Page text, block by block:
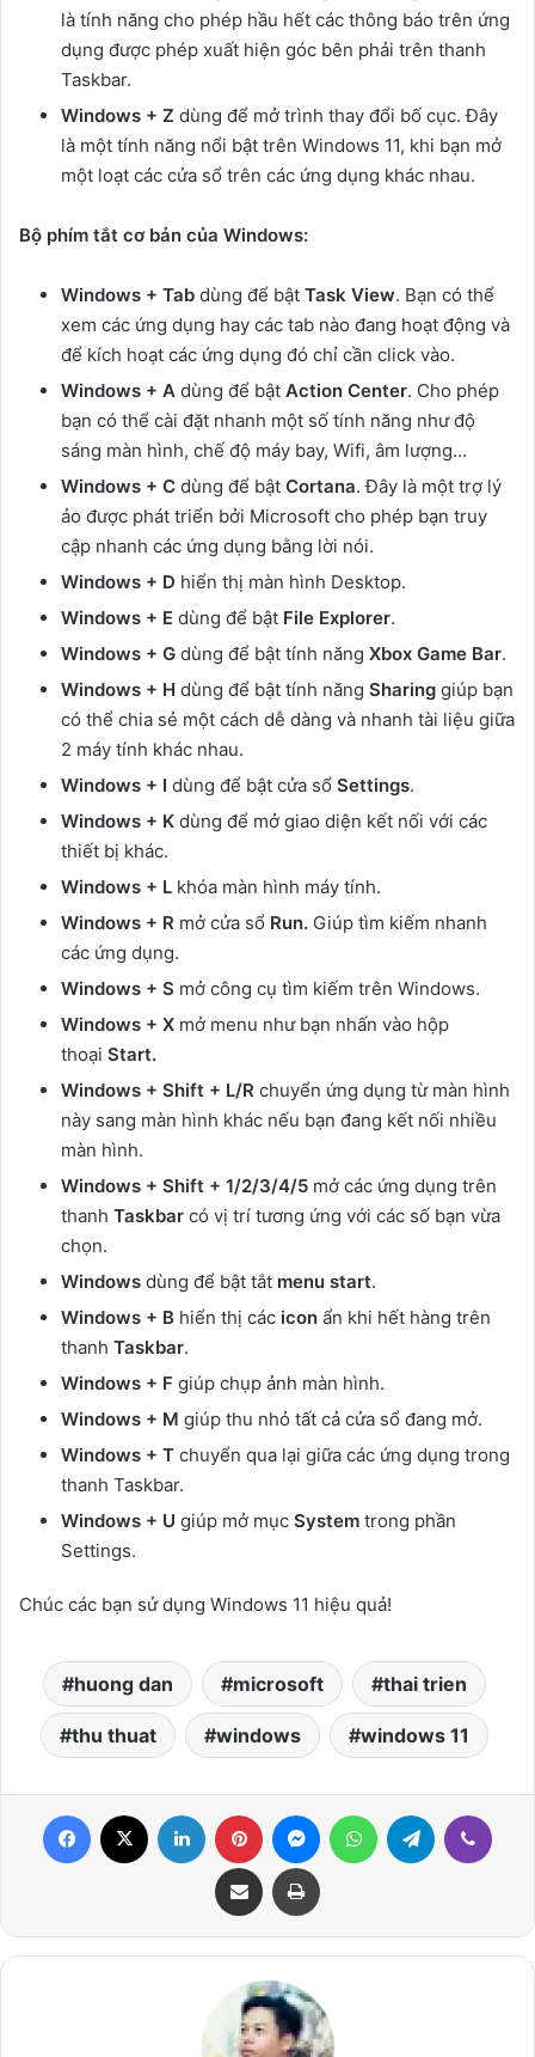
là tính năng cho phép hầu hết các thông báo trên ứng
dụng được phép xuất hiện góc bên phải trên thanh
Taskbar.
Windows + Z dùng để mở trình thay đổi bố cục. Đây
là một tính năng nổi bật trên Windows 11, khi bạn mở
một loạt các cửa sổ trên các ứng dụng khác nhau.
Bộ phím tắt cơ bản của Windows:
Windows + Tab dùng để bật Task View. Bạn có thể
xem các ứng dụng hay các tab nào đang hoạt động và
để kích hoạt các ứng dụng đó chỉ cần click vào.
Windows + A dùng để bật Action Center. Cho phép
bạn có thể cài đặt nhanh một số tính năng như độ
sáng màn hình, chế độ máy bay, Wifi, âm lượng…
Windows + C dùng để bật Cortana. Đây là một trợ lý
ảo được phát triển bởi Microsoft cho phép bạn truy
cập nhanh các ứng dụng bằng lời nói.
Windows + D hiển thị màn hình Desktop.
Windows + E dùng để bật File Explorer.
Windows + G dùng để bật tính năng Xbox Game Bar.
Windows + H dùng để bật tính năng Sharing giúp bạn
có thể chia sẻ một cách dễ dàng và nhanh tài liệu giữa
2 máy tính khác nhau.
Windows + I dùng để bật cửa sổ Settings.
Windows + K dùng để mở giao diện kết nối với các
thiết bị khác.
Windows + L khóa màn hình máy tính.
Windows + R mở cửa sổ Run. Giúp tìm kiếm nhanh
các ứng dụng.
Windows + S mở công cụ tìm kiếm trên Windows.
Windows + X mở menu như bạn nhấn vào hộp
thoại Start.
Windows + Shift + L/R chuyển ứng dụng từ màn hình
này sang màn hình khác nếu bạn đang kết nối nhiều
màn hình.
Windows + Shift + 1/2/3/4/5 mở các ứng dụng trên
thanh Taskbar có vị trí tương ứng với các số bạn vừa
chọn.
Windows dùng để bật tắt menu start.
Windows + B hiển thị các icon ẩn khi hết hàng trên
thanh Taskbar.
Windows + F giúp chụp ảnh màn hình.
Windows + M giúp thu nhỏ tất cả cửa sổ đang mở.
Windows + T chuyển qua lại giữa các ứng dụng trong
thanh Taskbar.
Windows + U giúp mở mục System trong phần
Settings.
Chúc các bạn sử dụng Windows 11 hiệu quả!
huong dan microsoft thai trien
thu thuat windows windows 11
Facebook LinkedIn Pinterest MessengerWhatsAppTelegram
Share via Email Print